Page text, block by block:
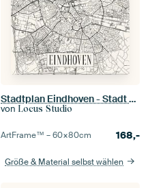
Stadtplan Eindhoven - Stadt - Light Version - Karte
von Locus Studio
ArtFrame™ –60×80cm 168,-
Größe & Material selbst wählen